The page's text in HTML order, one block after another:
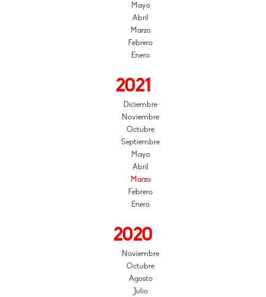
Mayo
Abril
Marzo
Febrero
Enero
2021
Diciembre
Noviembre
Octubre
Septiembre
Mayo
Abril
Marzo
Febrero
Enero
2020
Noviembre
Octubre
Agosto
Julio